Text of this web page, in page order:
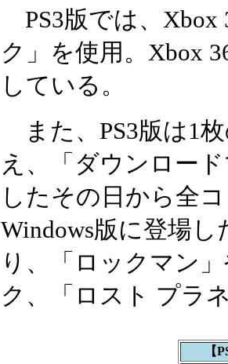
PS3版では、Xbox
ク」を使用。Xbox
している。
また、PS3版は1
え、「ダウンロー
したその日から全
Windows版に登場
り、「ロックマン
ク、「ロスト プラ
【